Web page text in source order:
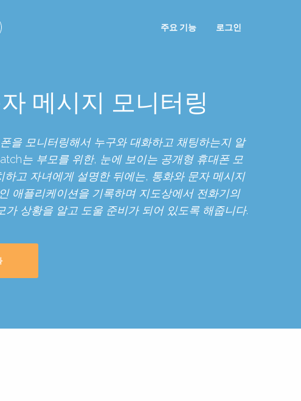
주요 기능 로그인
메시지 모니터링
을 모니터링해서 누구와 대화하고 채팅하는지 알
는 부모를 위한, 눈에 보이는 공개형 휴대폰 모
하고 자녀에게 설명한 뒤에는, 통화와 문자 메시지
애플리케이션을 기록하며 지도상에서 전화기의
가 상황을 알고 도울 준비가 되어 있도록 해줍니다.